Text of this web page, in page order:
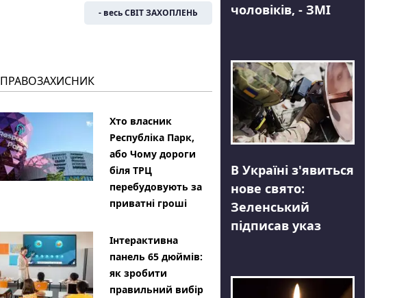
- весь СВІТ ЗАХОПЛЕНЬ
ПРАВОЗАХИСНИК
Хто власник
Республіка Парк,
або Чому дороги
біля ТРЦ
перебудовують за
приватні гроші
Інтерактивна
панель 65 дюймів:
як зробити
правильний вибір
чоловіків, - ЗМІ
В Україні з'явиться
нове свято:
Зеленський
підписав указ